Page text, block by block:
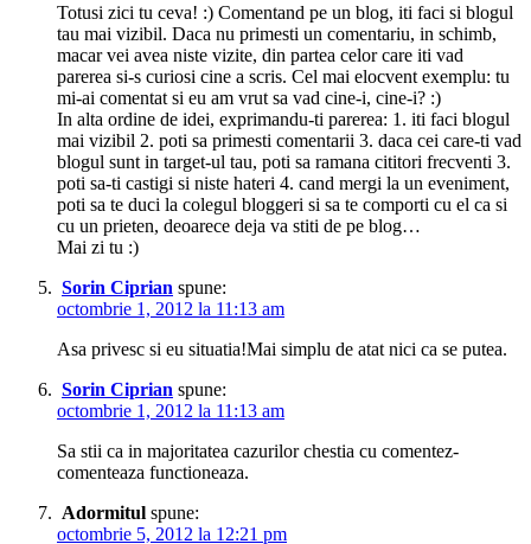
Totusi zici tu ceva! :) Comentand pe un blog, iti faci si blogul
tau mai vizibil. Daca nu primesti un comentariu, in schimb,
macar vei avea niste vizite, din partea celor care iti vad
parerea si-s curiosi cine a scris. Cel mai elocvent exemplu: tu
mi-ai comentat si eu am vrut sa vad cine-i, cine-i? :)
In alta ordine de idei, exprimandu-ti parerea: 1. iti faci blogul
mai vizibil 2. poti sa primesti comentarii 3. daca cei care-ti vad
blogul sunt in target-ul tau, poti sa ramana cititori frecventi 3.
poti sa-ti castigi si niste hateri 4. cand mergi la un eveniment,
poti sa te duci la colegul bloggeri si sa te comporti cu el ca si
cu un prieten, deoarece deja va stiti de pe blog…
Mai zi tu :)
Sorin Ciprian spune:
octombrie 1, 2012 la 11:13 am
Asa privesc si eu situatia!Mai simplu de atat nici ca se putea.
Sorin Ciprian spune:
octombrie 1, 2012 la 11:13 am
Sa stii ca in majoritatea cazurilor chestia cu comentez-
comenteaza functioneaza.
Adormitul spune:
octombrie 5, 2012 la 12:21 pm